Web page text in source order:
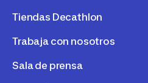
Tiendas Decathlon
Trabaja con nosotros
Sala de prensa